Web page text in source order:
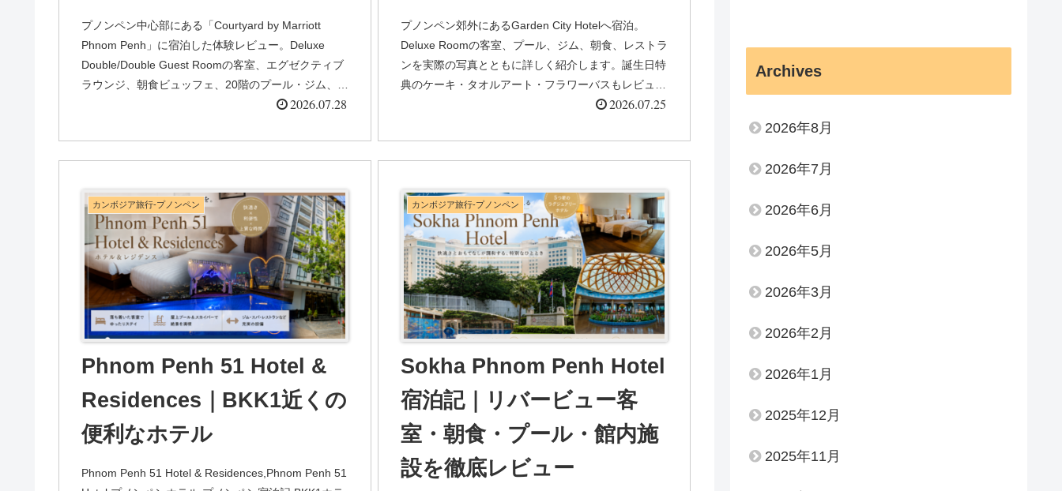
プノンペン中心部にある「Courtyard by Marriott
Phnom Penh」に宿泊した体験レビュー。Deluxe
Double/Double Guest Roomの客室、エグゼクティブ
ラウンジ、朝食ビュッフェ、20階のプール・ジム、誕
生日サプライズまで写真付きで詳しく紹介します。
2026.07.28
プノンペン郊外にあるGarden City Hotelへ宿泊。
Deluxe Roomの客室、プール、ジム、朝食、レストラ
ンを実際の写真とともに詳しく紹介します。誕生日特
典のケーキ・タオルアート・フラワーバスもレビュ
ー。Morodok Techo National Stadiumやウォーターパ
2026.07.25
カンボジア旅行-プノンペン
Phnom Penh 51 Hotel &
Residences｜BKK1近くの
便利なホテル
Phnom Penh 51 Hotel & Residences,Phnom Penh 51
カンボジア旅行-プノンペン
Sokha Phnom Penh Hotel
宿泊記｜リバービュー客
室・朝食・プール・館内施
設を徹底レビュー
Archives
2026年8月
2026年7月
2026年6月
2026年5月
2026年3月
2026年2月
2026年1月
2025年12月
2025年11月